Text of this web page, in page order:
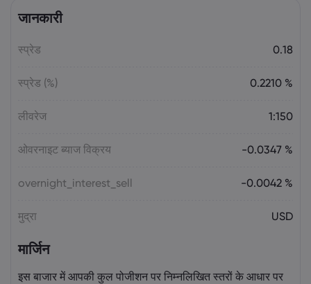
US-EU Relations: Russia Sanctions Unite
Emma Rose
Overheating, U.S. Trade Policy Risk
जानकारी
स्प्रेड 0.18
स्प्रेड (%) 0.2210 %
लीवरेज 1:150
ओवरनाइट ब्याज विक्रय -0.0347 %
overnight_interest_sell -0.0042 %
मुद्रा USD
मार्जिन
इस बाजार में आपकी कुल पोजीशन पर निम्नलिखित स्तरों के आधार पर